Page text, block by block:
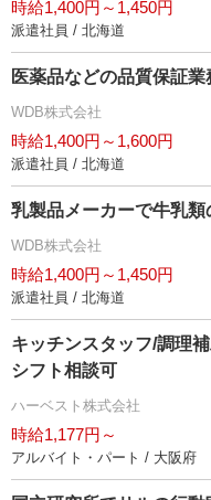
時給1,400円～1,450円
派遣社員 / 北海道
医薬品などの品質保証
WDB株式会社
時給1,400円～1,600円
派遣社員 / 北海道
乳製品メーカーで牛乳
WDB株式会社
時給1,400円～1,450円
派遣社員 / 北海道
キッチンスタッフ/調理
シフト相談可
ハーベスト株式会社
時給1,177円～
アルバイト・パート / 大阪府